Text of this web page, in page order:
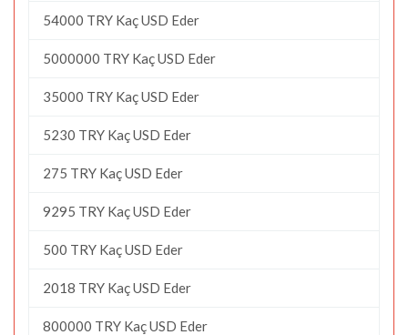
54000 TRY Kaç USD Eder
5000000 TRY Kaç USD Eder
35000 TRY Kaç USD Eder
5230 TRY Kaç USD Eder
275 TRY Kaç USD Eder
9295 TRY Kaç USD Eder
500 TRY Kaç USD Eder
2018 TRY Kaç USD Eder
800000 TRY Kaç USD Eder